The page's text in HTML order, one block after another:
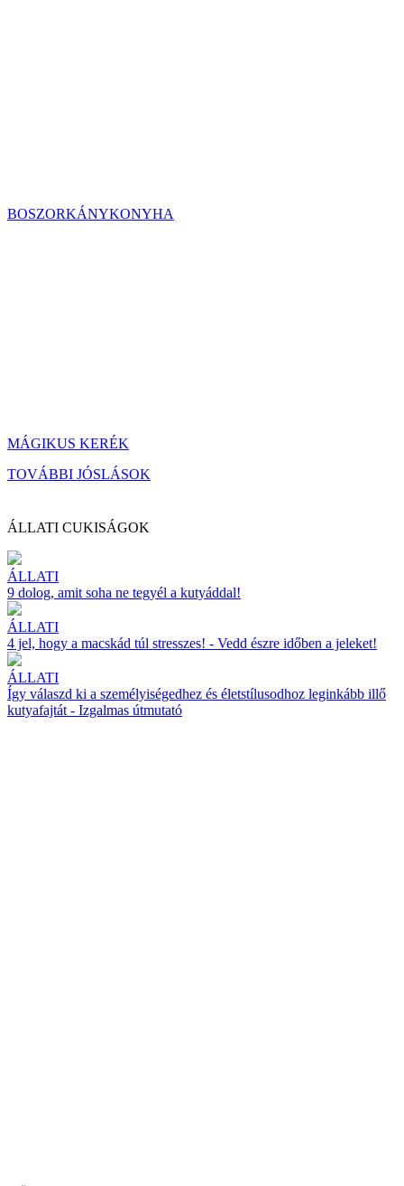
BOSZORKÁNYKONYHA
MÁGIKUS KERÉK
TOVÁBBI JÓSLÁSOK
ÁLLATI CUKISÁGOK
ÁLLATI
9 dolog, amit soha ne tegyél a kutyáddal!
ÁLLATI
4 jel, hogy a macskád túl stresszes! - Vedd észre időben a jeleket!
ÁLLATI
Így válaszd ki a személyiségedhez és életstílusodhoz leginkább illő
kutyafajtát - Izgalmas útmutató